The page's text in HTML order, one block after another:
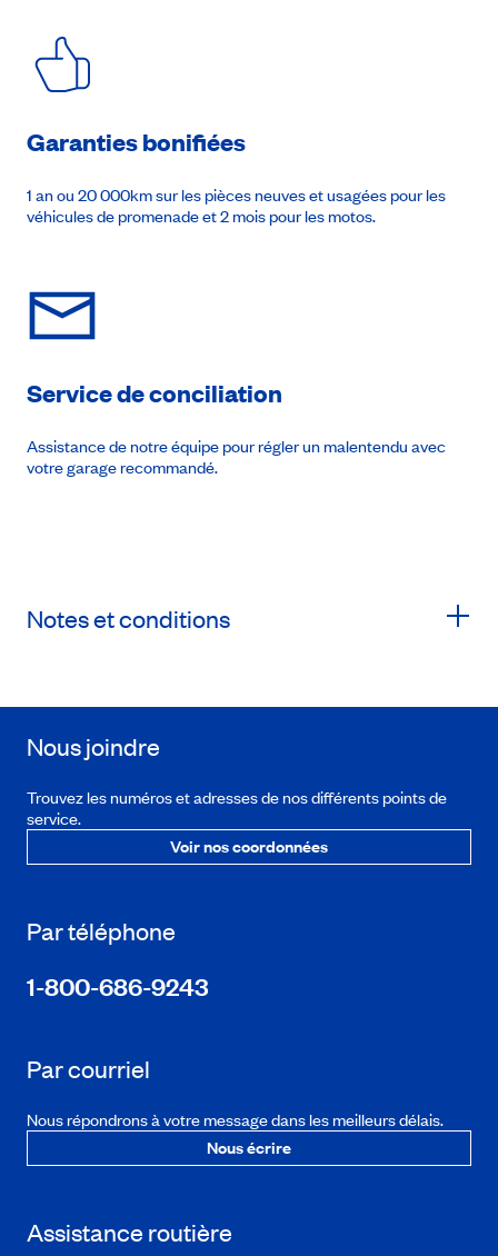
Garanties bonifiées
1 an ou 20 000km sur les pièces neuves et usagées pour les
véhicules de promenade et 2 mois pour les motos.
Service de conciliation
Assistance de notre équipe pour régler un malentendu avec
votre garage recommandé.
Notes et conditions
Nous joindre
Trouvez les numéros et adresses de nos différents points de
service.
Voir nos coordonnées
Par téléphone
1-800-686-9243
Par courriel
Nous répondrons à votre message dans les meilleurs délais.
Nous écrire
Assistance routière